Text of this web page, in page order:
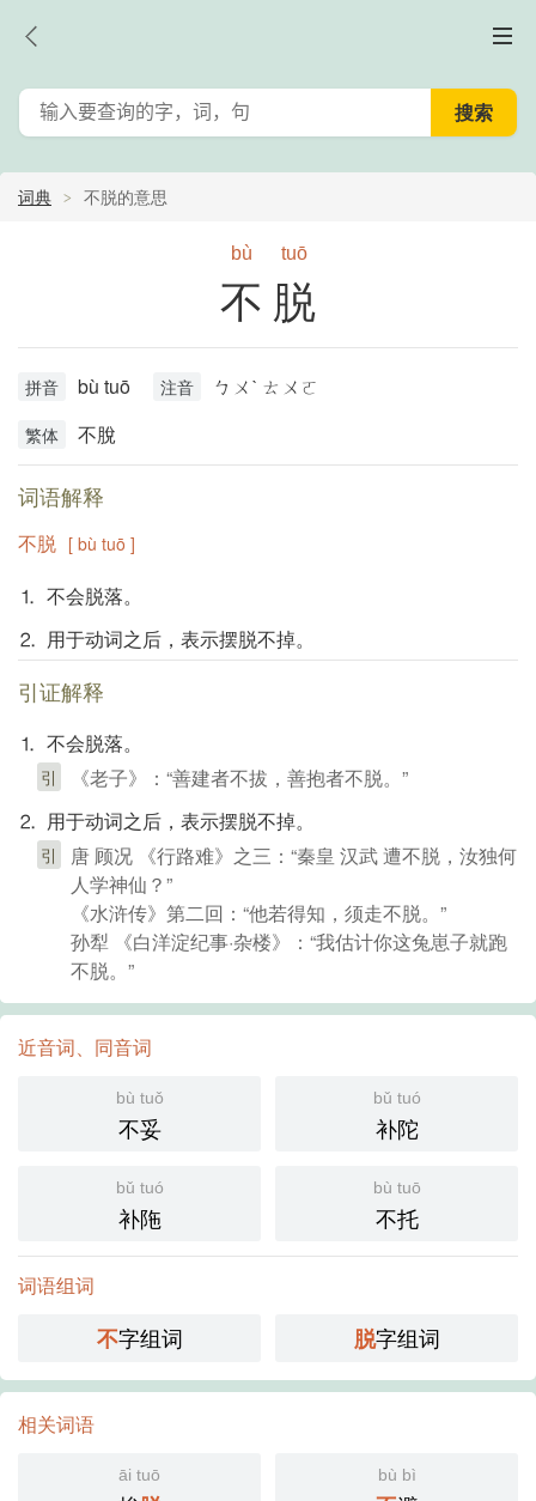
词典 不脱的意思
bù tuō
不脱
拼音 bù tuō 注音 ㄅㄨˋ ㄊㄨㄛ
繁体 不脫
词语解释
不脱 [ bù tuō ]
⒈ 不会脱落。
⒉ 用于动词之后，表示摆脱不掉。
引证解释
⒈ 不会脱落。
引
《老子》：“善建者不拔，善抱者不脱。”
⒉ 用于动词之后，表示摆脱不掉。
引
唐 顾况 《行路难》之三：“秦皇 汉武 遭不脱，汝独何
人学神仙？”
《水浒传》第二回：“他若得知，须走不脱。”
孙犁 《白洋淀纪事·杂楼》：“我估计你这兔崽子就跑
不脱。”
近音词、同音词
bù tuǒ
不妥
bǔ tuó
补陀
bǔ tuó
补陁
bù tuō
不托
词语组词
不字组词 脱字组词
相关词语
āi tuō bù bì